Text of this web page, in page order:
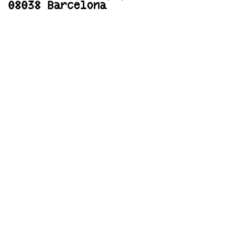
08038 Barcelona